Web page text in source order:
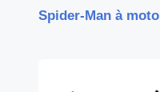
Spider-Man à moto